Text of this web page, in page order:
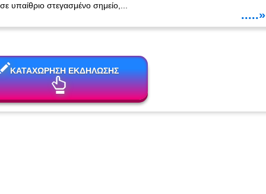
υπαίθριο στεγασμένο σημείο,...
.....»
ΚΑΤΑΧΩΡΗΣΗ ΕΚΔΗΛΩΣΗΣ